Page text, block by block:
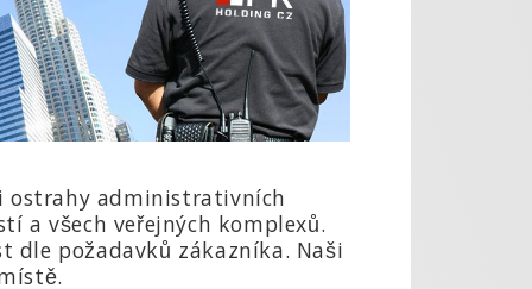
ostrahy administrativních
a všech veřejných komplexů.
dle požadavků zákazníka. Naši